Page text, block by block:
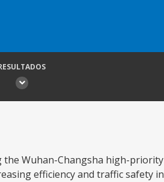
the Wuhan-Changsha high-priority
efficiency and traffic safety in